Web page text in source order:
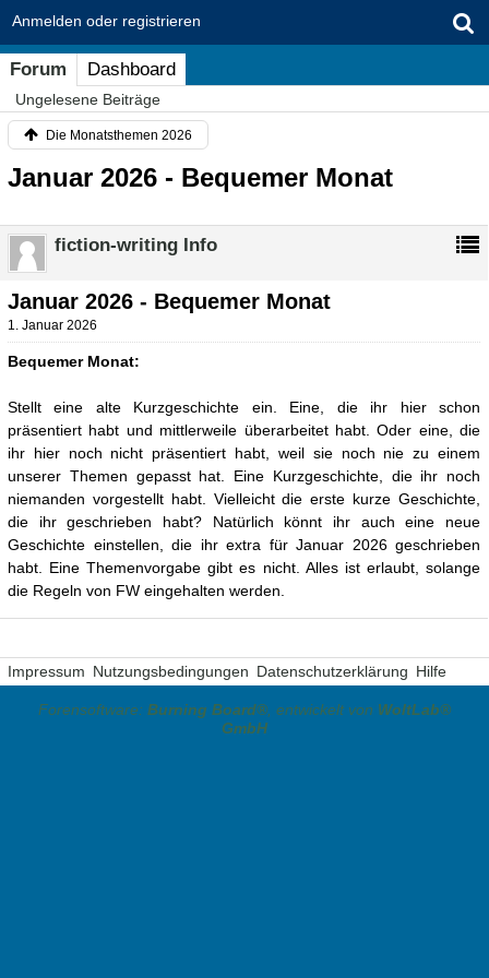
Anmelden oder registrieren
Forum Dashboard
Ungelesene Beiträge
Die Monatsthemen 2026
Januar 2026 - Bequemer Monat
fiction-writing Info
Januar 2026 - Bequemer Monat
1. Januar 2026
Bequemer Monat:
Stellt eine alte Kurzgeschichte ein. Eine, die ihr hier schon
präsentiert habt und mittlerweile überarbeitet habt. Oder eine, die
ihr hier noch nicht präsentiert habt, weil sie noch nie zu einem
unserer Themen gepasst hat. Eine Kurzgeschichte, die ihr noch
niemanden vorgestellt habt. Vielleicht die erste kurze Geschichte,
die ihr geschrieben habt? Natürlich könnt ihr auch eine neue
Geschichte einstellen, die ihr extra für Januar 2026 geschrieben
habt. Eine Themenvorgabe gibt es nicht. Alles ist erlaubt, solange
die Regeln von FW eingehalten werden.
Impressum Nutzungsbedingungen Datenschutzerklärung Hilfe
Forensoftware: Burning Board® , entwickelt von WoltLab®
GmbH